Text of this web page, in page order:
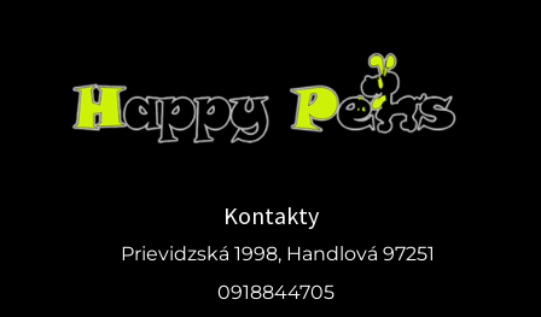
Kontakty
Prievidzská 1998, Handlová 97251
0918844705